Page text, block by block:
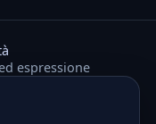
espressione